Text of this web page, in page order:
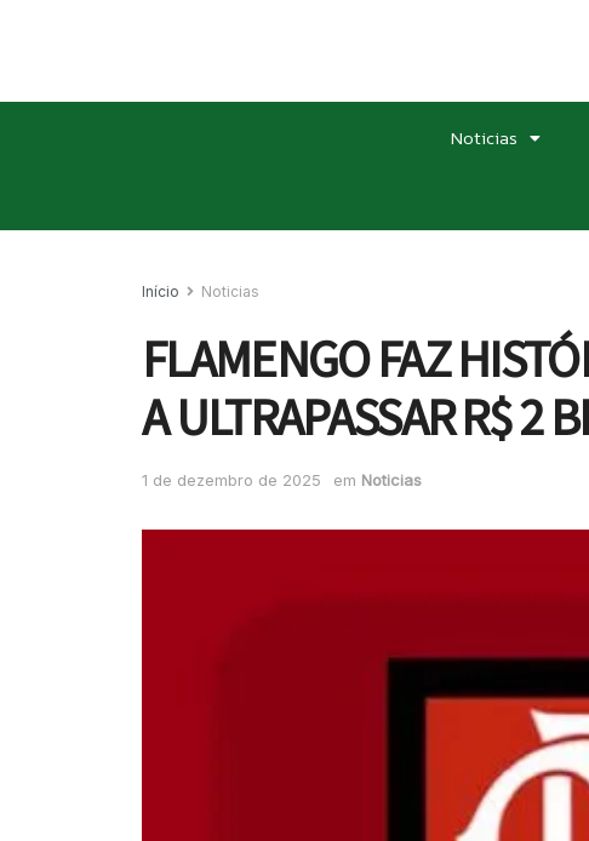
Noticias
Início Noticias
FLAMENGO FAZ
A ULTRAPASSAR R$ 2
1 de dezembro de 2025 em Noticias